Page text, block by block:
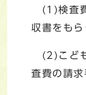
(1)検査費
収書をもら
(2)こども
査費の請求